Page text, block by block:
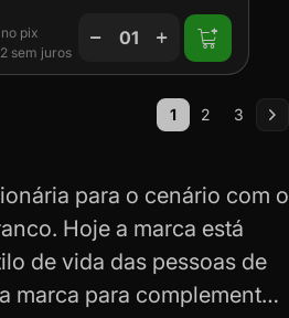
sem juros
Página
Você esta
1 Página
2 Página
3
para o cenário com o
Hoje a marca está
de vida das pessoas de
marca para complementar